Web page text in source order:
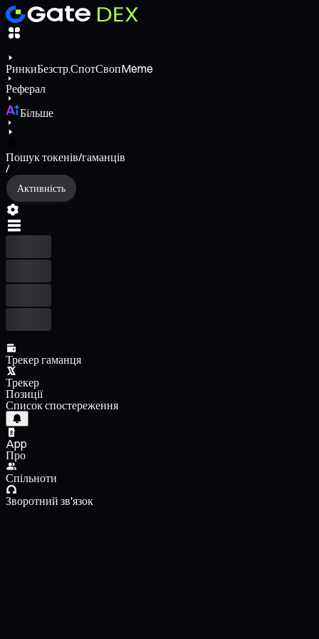
РинкиБезстр.СпотСвопMeme
Реферал
Більше
Пошук токенів/гаманців
/
Активність
Трекер гаманця
Трекер
Позиції
Список спостереження
App
Про
Спільноти
Зворотний зв'язок